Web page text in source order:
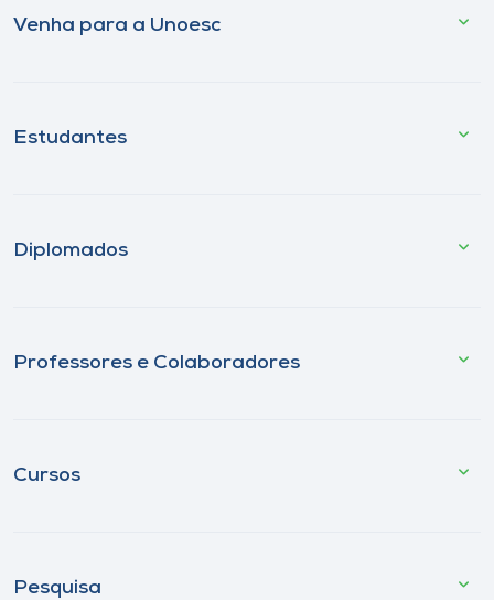
Venha para a Unoesc
Estudantes
Diplomados
Professores e Colaboradores
Cursos
Pesquisa